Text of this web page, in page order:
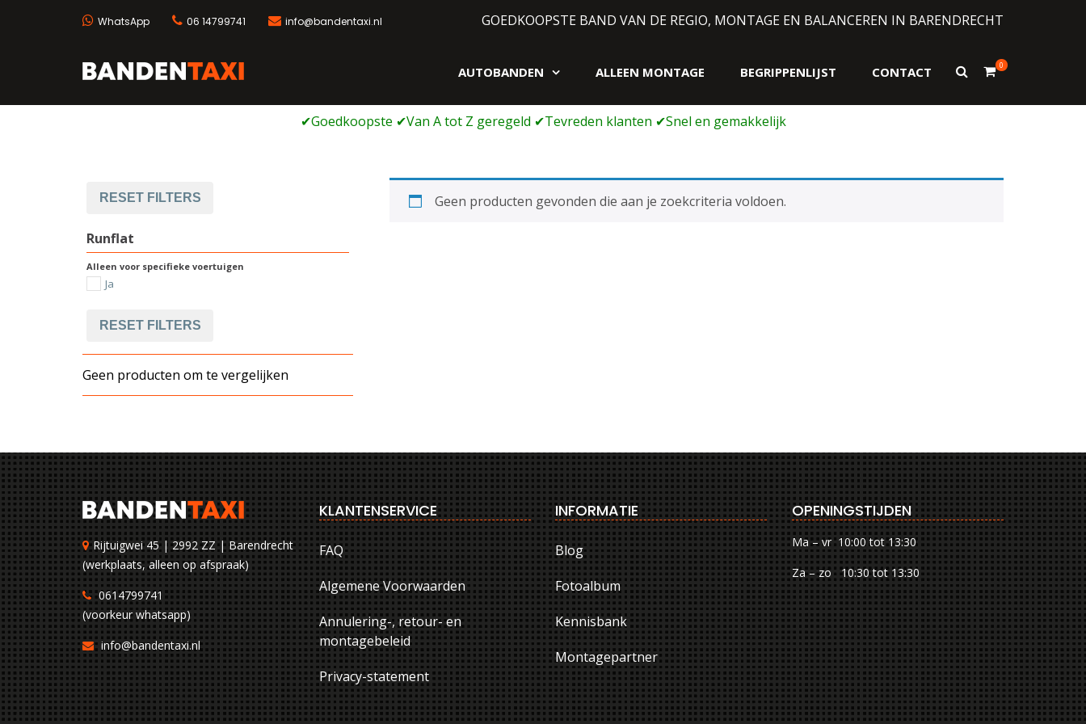
WhatsApp 06 14799741 info@bandentaxi.nl GOEDKOOPSTE BAND VAN DE REGIO, MONTAGE EN BALANCEREN IN BARENDRECHT
AUTOBANDEN ALLEEN MONTAGE BEGRIPPENLIJST CONTACT
Toon
0
Geen producten gevonden die aan je zoekcriteria voldoen.
RESET FILTERS
Runflat
Alleen voor specifieke voertuigen
Ja
RESET FILTERS
Geen producten om te vergelijken
Rijtuigwei 45 | 2992 ZZ | Barendrecht
(werkplaats, alleen op afspraak)
0614799741
(voorkeur whatsapp)
info@bandentaxi.nl
KLANTENSERVICE
FAQ
Algemene Voorwaarden
Annulering-, retour- en
montagebeleid
Privacy-statement
INFORMATIE
Blog
Fotoalbum
Kennisbank
Montagepartner
OPENINGSTIJDEN
Ma – vr 10:00 tot 13:30
Za – zo 10:30 tot 13:30